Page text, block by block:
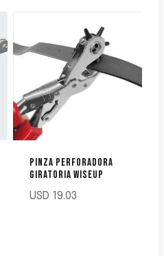
PINZA PERFORADORA
GIRATORIA WISEUP
USD 19.03